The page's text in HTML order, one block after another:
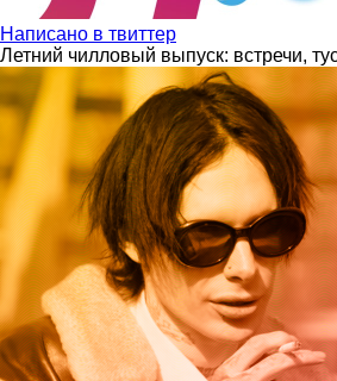
Написано в твиттер
Летний чилловый выпуск: встречи,